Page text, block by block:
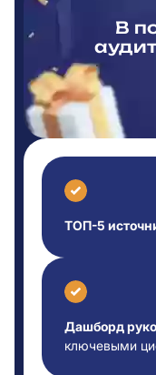
В
ТОП-5
Дашборд
ключевыми